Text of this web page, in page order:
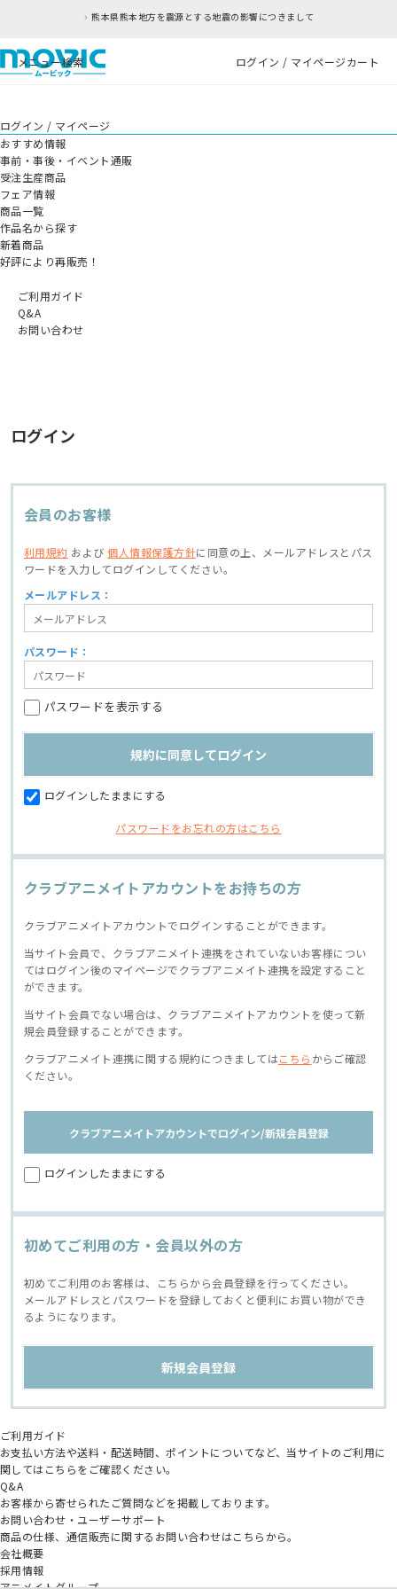
熊本県熊本地方を震源とする地震の影響につきまして
メニュー検索 ログイン / マイページカート
ログイン / マイページ
おすすめ情報
事前・事後・イベント通販
受注生産商品
フェア情報
商品一覧
作品名から探す
新着商品
好評により再販売！
ご利用ガイド
Q&A
お問い合わせ
ログイン
会員のお客様
利用規約 および個人情報保護方針に同意の上、
メールアドレスとパス
ワードを入力してログインしてください。
メールアドレス：
パスワード：
パスワードを表示する
ログインしたままにする
パスワードをお忘れの方はこちら
クラブアニメイトアカウントをお持ちの方
クラブアニメイトアカウントでログインすることができます。
当サイト会員で、クラブアニメイト連携をされていないお客様につい
てはログイン後のマイページでクラブアニメイト連携を設定すること
ができます。
当サイト会員でない場合は、クラブアニメイトアカウントを使って新
規会員登録することができます。
クラブアニメイト連携に関する規約につきましてはこちら からご確認
ください。
クラブアニメイトアカウントでログイン/新規会員登録
ログインしたままにする
初めてご利用の方・会員以外の方
初めてご利用のお客様は、こちらから会員登録を行ってください。
メールアドレスとパスワードを登録しておくと便利にお買い物ができ
るようになります。
ご利用ガイド
お支払い方法や送料・配送時間、ポイントについてなど、当サイトのご利用に
関してはこちらをご確認ください。
Q&A
お客様から寄せられたご質問などを掲載しております。
お問い合わせ・ユーザーサポート
商品の仕様、通信販売に関するお問い合わせはこちらから。
会社概要
採用情報